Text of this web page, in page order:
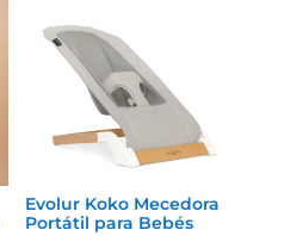
Evolur Koko Mecedora
Portátil para Bebés